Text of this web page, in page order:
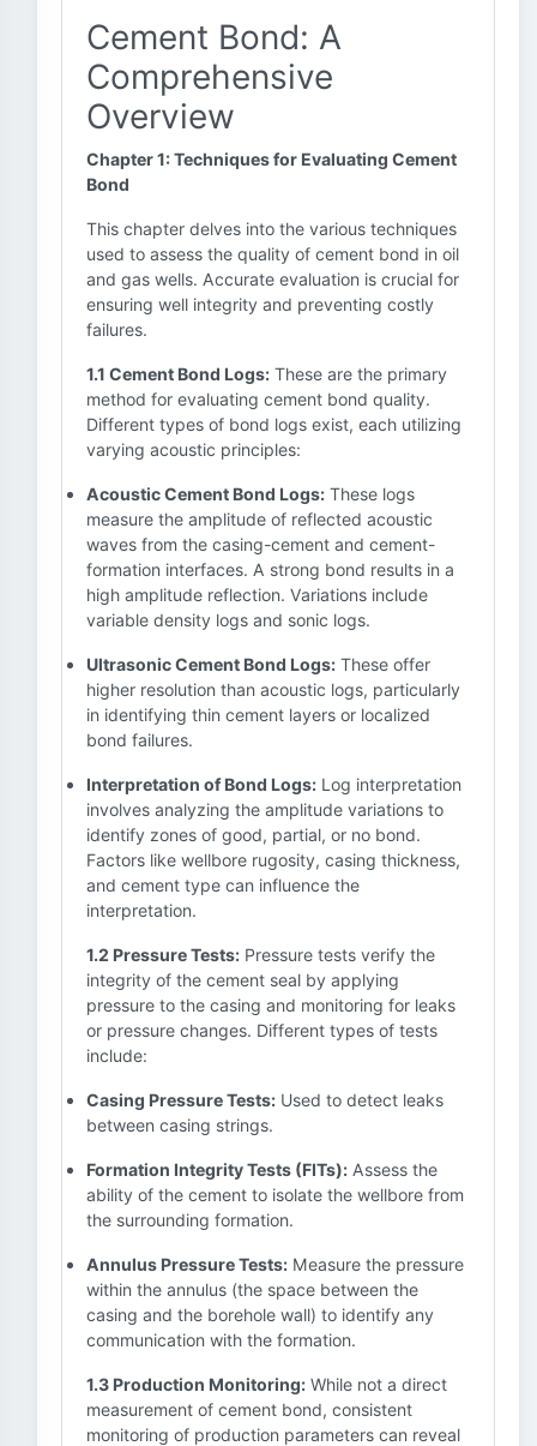
Cement Bond: A
Comprehensive
Overview
Chapter 1: Techniques for Evaluating Cement
Bond
This chapter delves into the various techniques
used to assess the quality of cement bond in oil
and gas wells. Accurate evaluation is crucial for
ensuring well integrity and preventing costly
failures.
1.1 Cement Bond Logs: These are the primary
method for evaluating cement bond quality.
Different types of bond logs exist, each utilizing
varying acoustic principles:
Acoustic Cement Bond Logs: These logs
measure the amplitude of reflected acoustic
waves from the casing-cement and cement-
formation interfaces. A strong bond results in a
high amplitude reflection. Variations include
variable density logs and sonic logs.
Ultrasonic Cement Bond Logs: These offer
higher resolution than acoustic logs, particularly
in identifying thin cement layers or localized
bond failures.
Interpretation of Bond Logs: Log interpretation
involves analyzing the amplitude variations to
identify zones of good, partial, or no bond.
Factors like wellbore rugosity, casing thickness,
and cement type can influence the
interpretation.
1.2 Pressure Tests: Pressure tests verify the
integrity of the cement seal by applying
pressure to the casing and monitoring for leaks
or pressure changes. Different types of tests
include:
Casing Pressure Tests: Used to detect leaks
between casing strings.
Formation Integrity Tests (FITs): Assess the
ability of the cement to isolate the wellbore from
the surrounding formation.
Annulus Pressure Tests: Measure the pressure
within the annulus (the space between the
casing and the borehole wall) to identify any
communication with the formation.
1.3 Production Monitoring: While not a direct
measurement of cement bond, consistent
monitoring of production parameters can reveal